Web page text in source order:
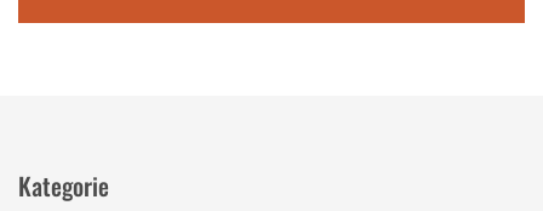
Kategorie